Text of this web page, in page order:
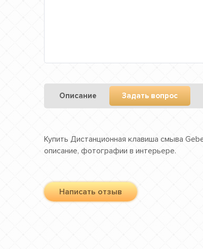
Описание Задать вопрос
Купить Дистанционная клавиша смыва
описание, фотографии в интерьере.
Написать отзыв